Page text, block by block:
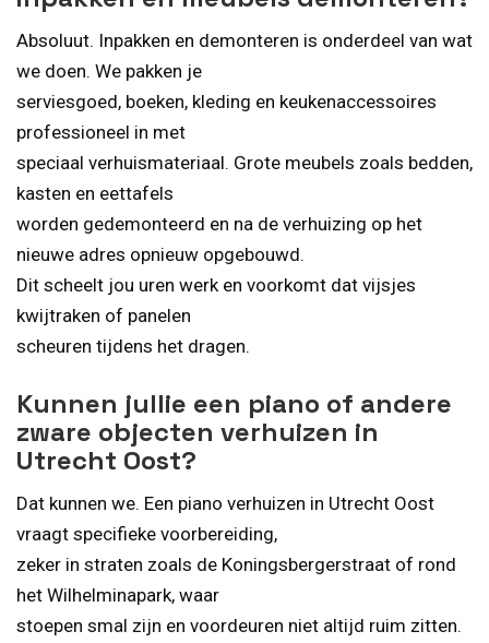
Absoluut. Inpakken en demonteren is onderdeel van wat
we doen. We pakken je
serviesgoed, boeken, kleding en keukenaccessoires
professioneel in met
speciaal verhuismateriaal. Grote meubels zoals bedden,
kasten en eettafels
worden gedemonteerd en na de verhuizing op het
nieuwe adres opnieuw opgebouwd.
Dit scheelt jou uren werk en voorkomt dat vijsjes
kwijtraken of panelen
scheuren tijdens het dragen.
Kunnen jullie een piano of andere
zware objecten verhuizen in
Utrecht Oost?
Dat kunnen we. Een piano verhuizen in Utrecht Oost
vraagt specifieke voorbereiding,
zeker in straten zoals de Koningsbergerstraat of rond
het Wilhelminapark, waar
stoepen smal zijn en voordeuren niet altijd ruim zitten.